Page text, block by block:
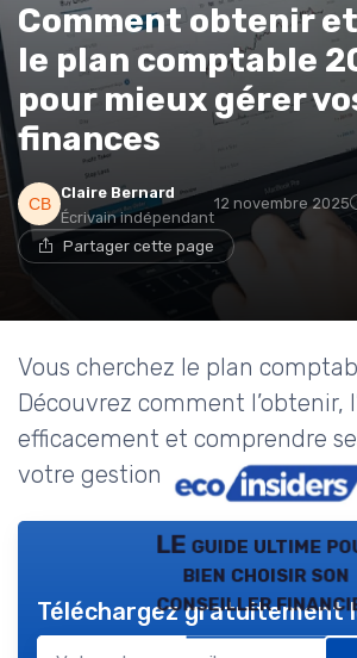
Comment obtenir
le plan comptable
pour mieux gérer
finances
Claire Bernard
Écrivain indépendant
12 novembre 2025
Partager cette page
Vous cherchez le plan
Découvrez comment l’obtenir,
efficacement et comprendre
votre gestion financière
LE guide ultime
bien choisir son
conseiller
Téléchargez gratuitement